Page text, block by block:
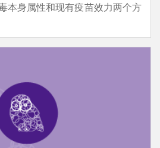
本身属性和现有疫苗效力两个方